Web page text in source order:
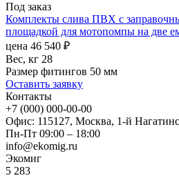
Под заказ
Комплекты слива ПВХ с
площадкой для мотопомпы на две
цена 46 540 ₽
Вес, кг 28
Размер фитингов 50 мм
Оставить заявку
Контакты
+7 (000) 000-00-00
Офис: 115127, Москва, 1-й
Пн-Пт 09:00 – 18:00
info@ekomig.ru
Экомиг
5 283